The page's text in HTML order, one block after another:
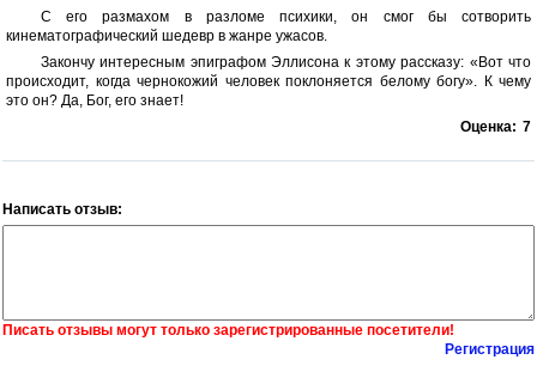
С его размахом в разломе психики, он смог бы сотворить
кинематографический шедевр в жанре ужасов.
Закончу интересным эпиграфом Эллисона к этому рассказу: «Вот что
происходит, когда чернокожий человек поклоняется белому богу». К чему
это он? Да, Бог, его знает!
Оценка: 7
Написать отзыв:
Писать отзывы могут только зарегистрированные посетители!
Регистрация